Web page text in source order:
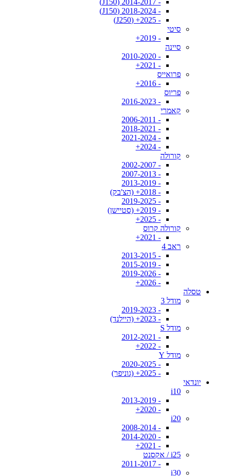
- 2014-2017 (J150)
- 2018-2024 (J150)
- 2025+ (J250)
סיטי
- 2019+
סיינה
- 2010-2020
- 2021+
פרואייס
- 2016+
פריוס
- 2016-2023
קאמרי
- 2006-2011
- 2018-2021
- 2021-2024
- 2024+
קורולה
- 2002-2007
- 2007-2013
- 2013-2019
- 2018+ (הצ'בק)
- 2019-2025
- 2019+ (סטיישן)
- 2025+
קורולה קרוס
- 2021+
ראב 4
- 2013-2015
- 2015-2019
- 2019-2026
- 2026+
טסלה
מודל 3
- 2019-2023
- 2023+ (היילנד)
מודל S
- 2012-2021
- 2022+
מודל Y
- 2020-2025
- 2025+ (גוניפר)
יונדאי
i10
- 2013-2019
- 2020+
i20
- 2008-2014
- 2014-2020
- 2021+
i25 / אקסנט
- 2011-2017
i30